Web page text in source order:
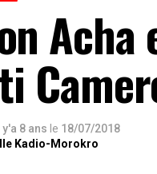
y'a 8 ans le 18/07/2018
Kadio-Morokro